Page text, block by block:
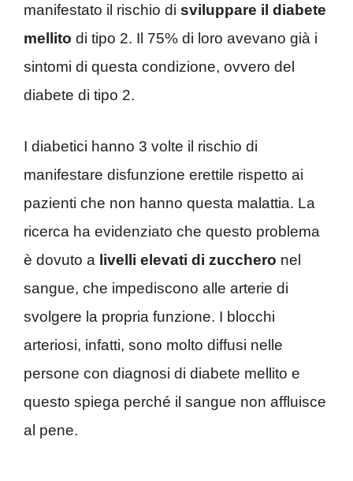
manifestato il rischio di sviluppare il diabete
mellito di tipo 2. Il 75% di loro avevano già i
sintomi di questa condizione, ovvero del
diabete di tipo 2.
I diabetici hanno 3 volte il rischio di
manifestare disfunzione erettile rispetto ai
pazienti che non hanno questa malattia. La
ricerca ha evidenziato che questo problema
è dovuto a livelli elevati di zucchero nel
sangue, che impediscono alle arterie di
svolgere la propria funzione. I blocchi
arteriosi, infatti, sono molto diffusi nelle
persone con diagnosi di diabete mellito e
questo spiega perché il sangue non affluisce
al pene.